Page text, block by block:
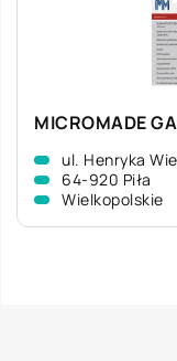
MICROMADE
ul. Henryka
64-920 Piła
Wielkopolskie